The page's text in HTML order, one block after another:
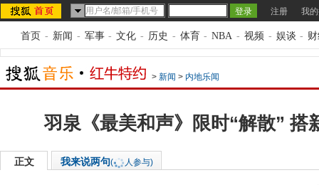
注册 我
首页 - 新闻 - 军事 - 文化 - 历史 - 体育 - NBA - 视频 - 娱谈 -
> 新闻 > 内地乐闻
羽泉《最美和声》限时“解散” 搭
正文 我来说两句( 人参与)